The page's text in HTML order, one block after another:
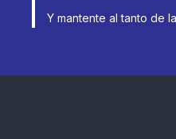
Y mantente al tanto de